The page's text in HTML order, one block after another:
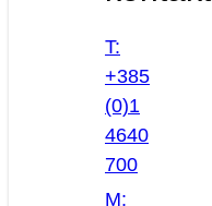
T:
+385
(0)1
4640
700
M: